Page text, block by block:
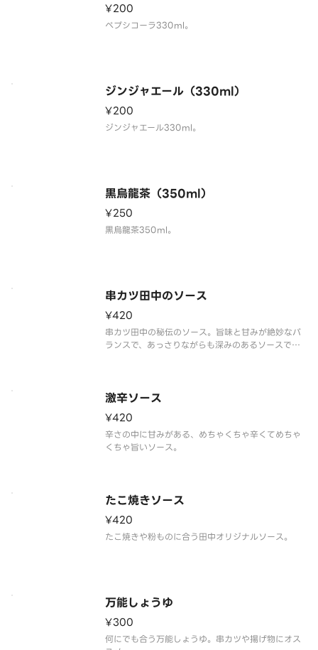
¥200
ペプシコーラ330ml。
ジンジャエール（330ml）
¥200
ジンジャエール330ml。
黒烏龍茶（350ml）
¥250
黒烏龍茶350ml。
串カツ田中のソース
¥420
串カツ田中の秘伝のソース。旨味と甘みが絶妙なバ
ランスで、あっさりながらも深みのあるソースで
激辛ソース
¥420
辛さの中に甘みがある、めちゃくちゃ辛くてめちゃ
くちゃ旨いソース。
たこ焼きソース
¥420
たこ焼きや粉ものに合う田中オリジナルソース。
万能しょうゆ
¥300
何にでも合う万能しょうゆ。串カツや揚げ物にオス